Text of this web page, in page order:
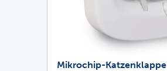
Mikrochip-Katzenklappe